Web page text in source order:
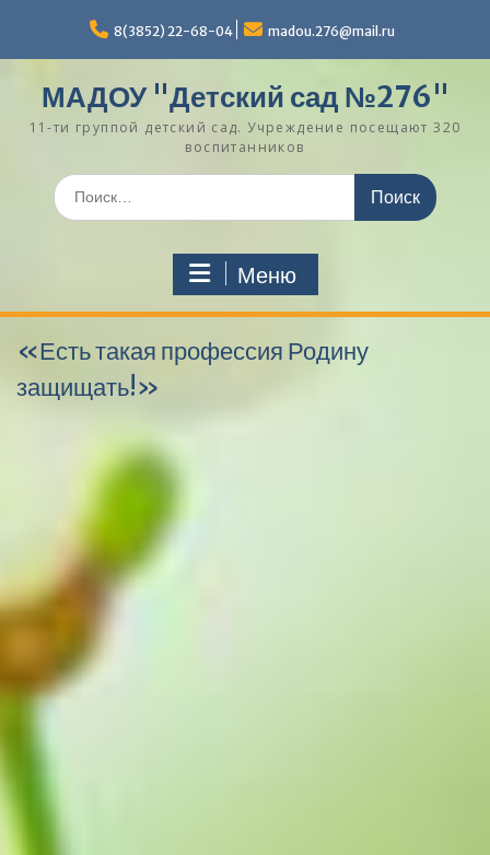
содержимому
8(3852) 22-68-04 madou.276@mail.ru
МАДОУ "Детский сад №276"
11-ти группой детский сад. Учреждение посещают 320
воспитанников
Поиск
по:
Меню
«Есть такая профессия Родину
защищать!»